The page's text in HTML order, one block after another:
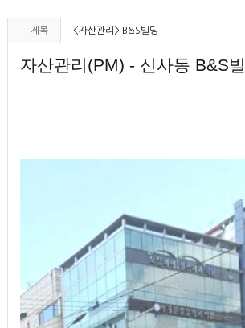
제목 <자산관리> B&S빌딩
자산관리(PM) - 신사동 B&S